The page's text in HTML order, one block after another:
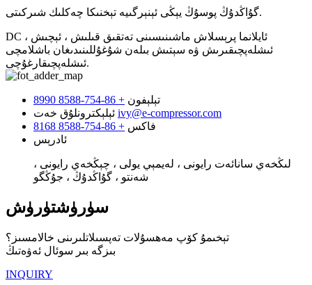
گۇاڭدۇڭ پوسۇڭ يېڭى ئېنېرگىيە تېخنىكا چەكلىك شىركىتى.
DC ئايلانما پرېسلاش ماشىنىسىنى تەتقىق قىلىش ، ئېچىش ،
ئىشلەپچىقىرىش ۋە سېتىش بىلەن شۇغۇللىنىدىغان باشلامچى
ئىشلەپچىقارغۇچى.
تېلېفون + 86-754-8588 8990
ئېلېكترونلۇق خەت ivy@e-compressor.com
فاكس + 86-754-8588 8168
ئادرېس
لىڭخەي سانائەت رايونى ، لەيمېي يولى ، چېڭخەي رايونى ،
شەنتو ، گۇاڭدۇڭ ، جۇڭگو
سۈرۈشتۈرۈش
تېخىمۇ كۆپ مەھسۇلات تەپسىلاتلىرىنى خالامسىز؟
بىزگە بىر سوئال ئەۋەتىڭ
INQUIRY